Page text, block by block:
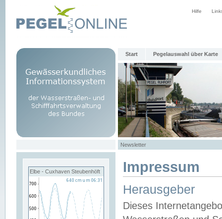
Hilfe
Start Pegelauswahl über Karte
Newsletter
Elbe - Cuxhaven Steubenhöft Impressum
Herausgeber
Dieses